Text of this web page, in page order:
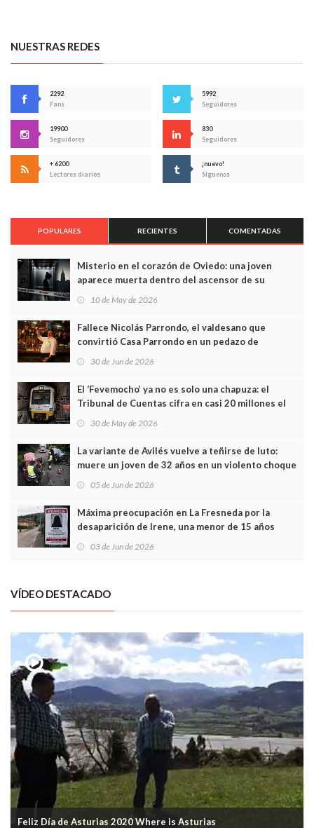
NUESTRAS REDES
2292
Fans
5992
Seguidores
19900
Seguidores
830
Seguidores
+ 6200
Lectores diarios
¡nuevo!
Síguenos
POPULARES RECIENTES COMENTADAS
Misterio en el corazón de Oviedo: una joven
aparece muerta dentro del ascensor de su
10 de May de 2026
Fallece Nicolás Parrondo, el valdesano que
convirtió Casa Parrondo en un pedazo de
30 de Jun de 2026
El ‘Fevemocho’ ya no es solo una chapuza: el
Tribunal de Cuentas cifra en casi 20 millones el
30 de May de 2026
La variante de Avilés vuelve a teñirse de luto:
muere un joven de 32 años en un violento choque
05 de Jun de 2026
Máxima preocupación en La Fresneda por la
desaparición de Irene, una menor de 15 años
03 de Jun de 2026
VÍDEO DESTACADO
Feliz Día de Asturias 2020 Where is Asturias